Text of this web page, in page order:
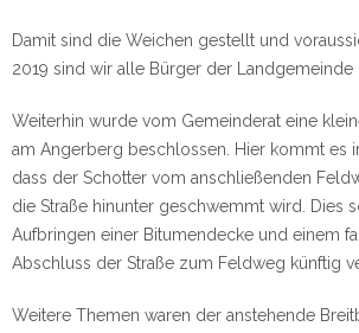
Damit sind die Weichen gestellt und
2019 sind wir alle Bürger der Landgemeinde
Weiterhin wurde vom Gemeinderat eine
am Angerberg beschlossen. Hier kommt es
dass der Schotter vom anschließenden
die Straße hinunter geschwemmt wird. Dies
Aufbringen einer Bitumendecke und einem
Abschluss der Straße zum Feldweg künftig
Weitere Themen waren der anstehende